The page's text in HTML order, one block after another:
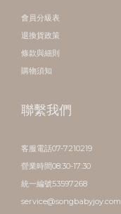
會員分級表
退換貨政策
條款與細則
購物須知
聯繫我們
客服電話07-7210219
營業時間08:30-17:30
統一編號53597268
service@songbabyjoy.com